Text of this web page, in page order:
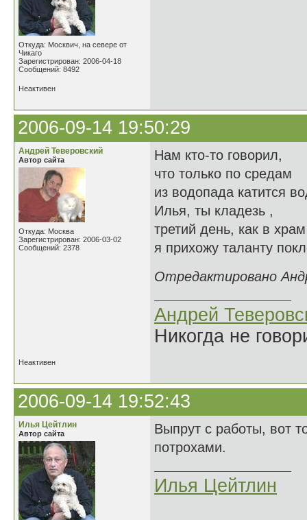
Откуда: Москвич, на севере от
Чикаго
Зарегистрирован: 2006-04-18
Сообщений: 8492
Неактивен
2006-09-14 19:50:29
Андрей Теверовский
Автор сайта
Откуда: Москва
Зарегистрирован: 2006-03-02
Сообщений: 2378
Нам кто-то говорил,
что только по средам
из водопада катится
Илья, ты кладезь ,
третий день, как в храм
я прихожу таланту
Отредактировано
Андрей
Никогда не
Неактивен
2006-09-14 19:52:43
Илья Цейтлин
Автор сайта
Выпрут с работы, вот
потрохами.
Илья Цейтлин